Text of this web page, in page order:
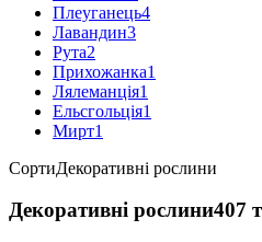
Плеуганець4
Лавандин3
Рута2
Прихожанка1
Лялеманція1
Ельсгольція1
Мирт1
СортиДекоративні рослини
Декоративні рослини407